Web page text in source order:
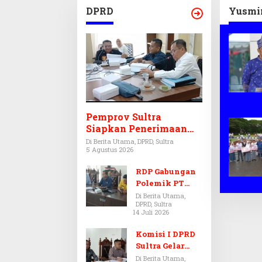
Disabilitas
Ekraf
DPRD
Pemprov Sultra
Siapkan Penerimaan
CPNS dan PPPK 2027,
DPRD Sultra Desak
Formasi Disabilitas
Di Berita Utama, DPRD, Sultra
5 Agustus 2026
RDP Gabungan
Polemik PT
Antam-SJS
Kolaka
Ditunda,
Komisi III dan
IV Menunggu
Di Berita Utama,
DPRD, Sultra
14 Juli 2026
Komisi I DPRD
Sultra Gelar
RDP, Ungkap
Di Berita Utama,